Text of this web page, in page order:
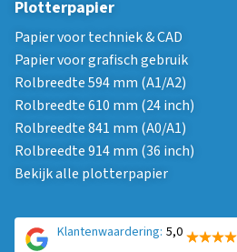
Plotterpapier
Papier voor techniek & CAD
Papier voor grafisch gebruik
Rolbreedte 594 mm (A1/A2)
Rolbreedte 610 mm (24 inch)
Rolbreedte 841 mm (A0/A1)
Rolbreedte 914 mm (36 inch)
Bekijk alle plotterpapier
Klantenwaardering: 5,0